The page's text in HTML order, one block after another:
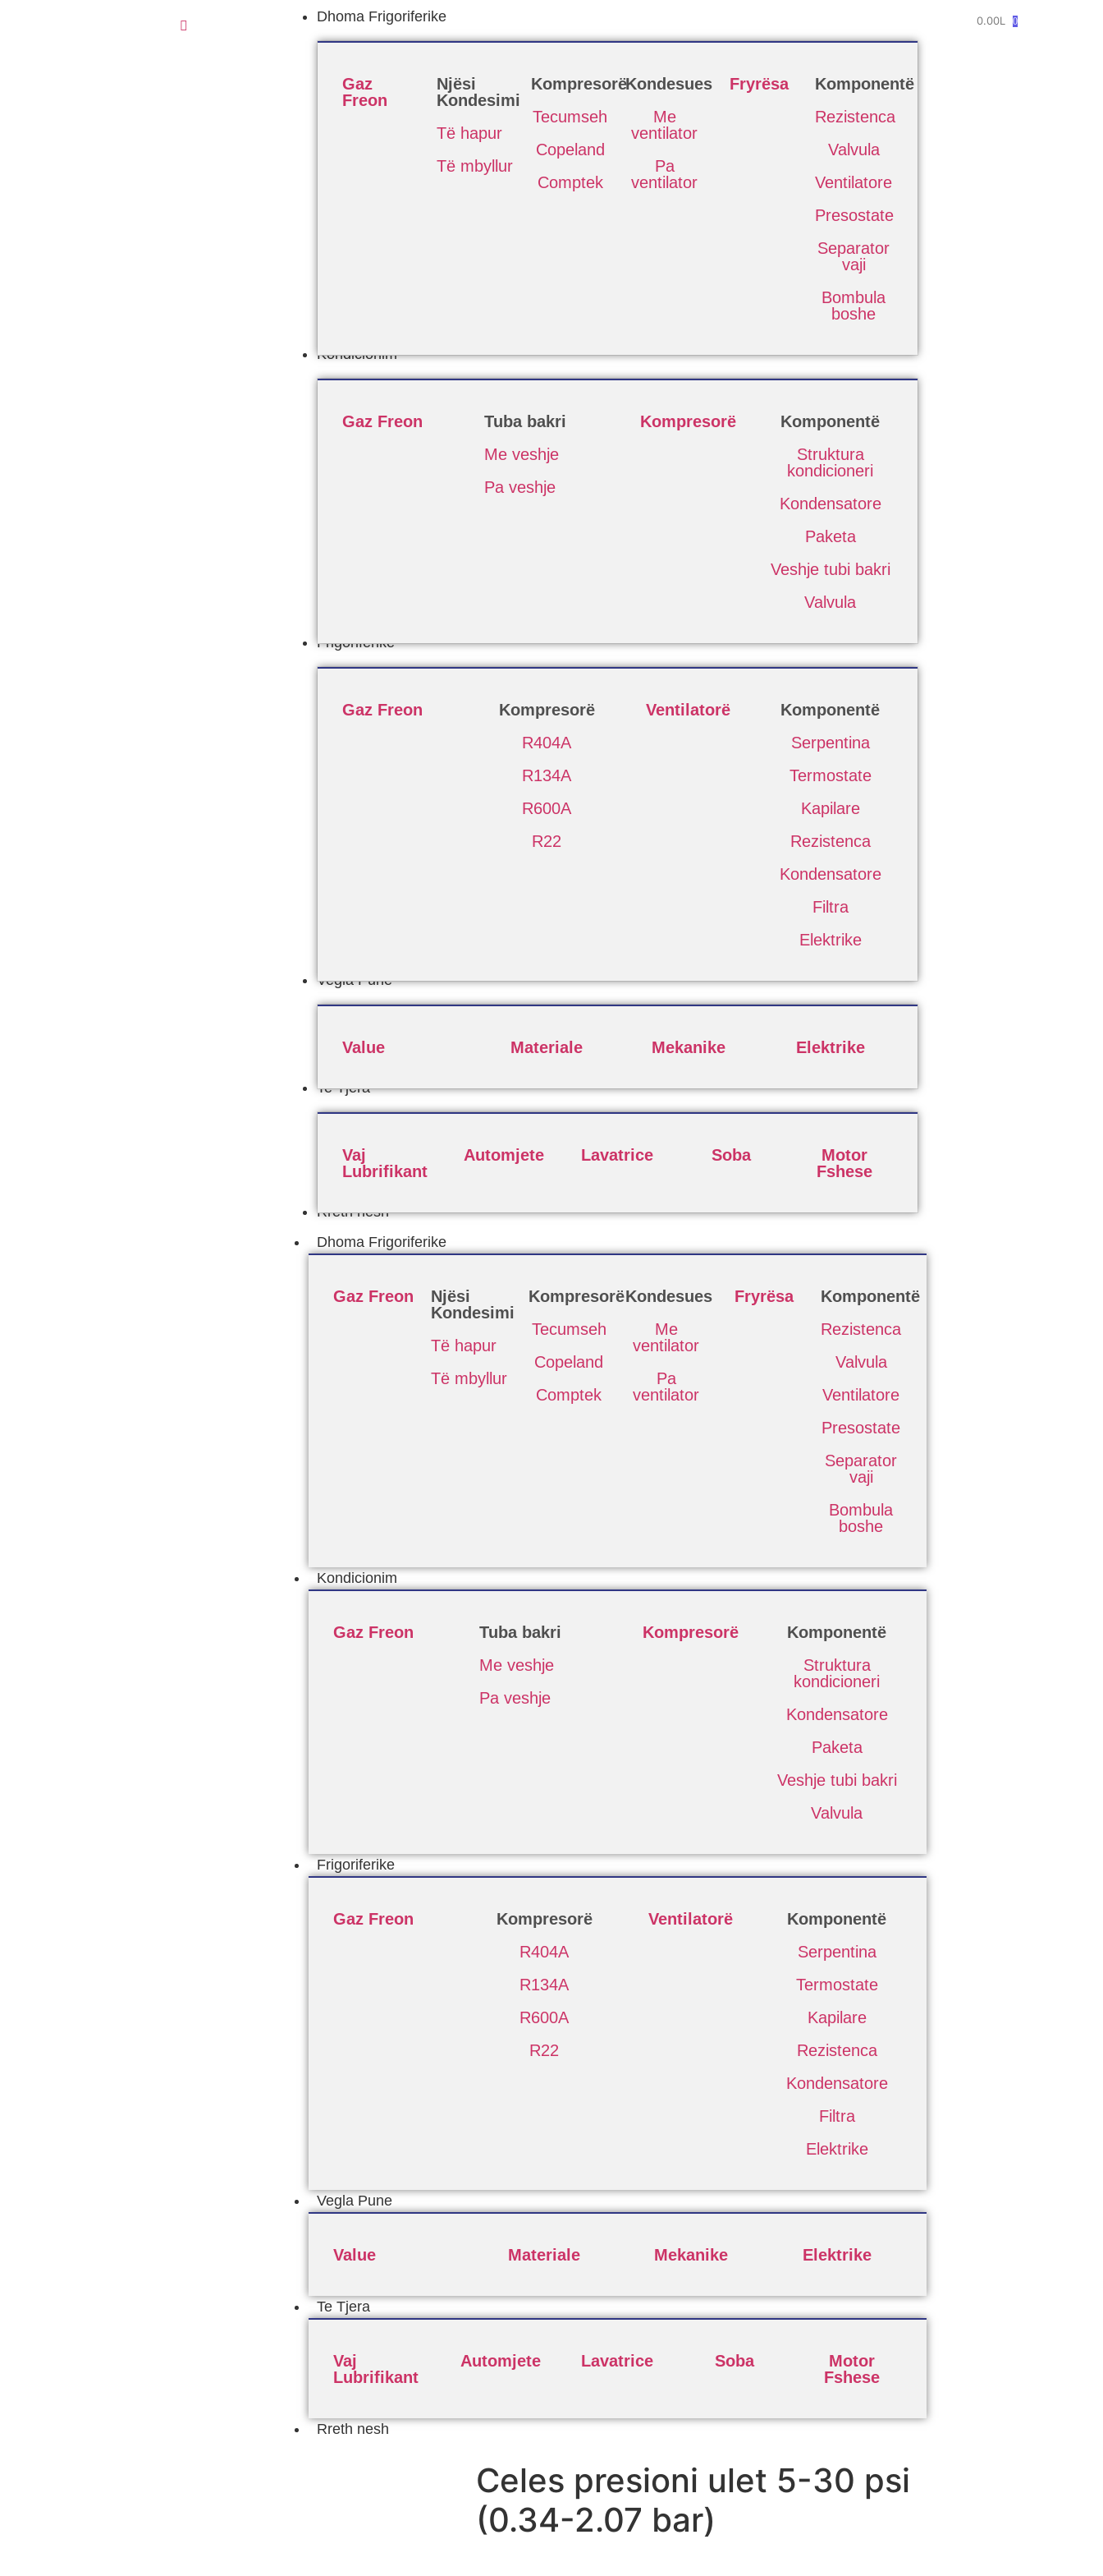
Dhoma Frigoriferike
Gaz
Freon
Njësi
Kondesimi
Të hapur
Të mbyllur
Kompresorë
Tecumseh
Copeland
Comptek
Kondesues
Me
ventilator
Pa
ventilator
Fryrësa
Komponentë
Rezistenca
Valvula
Ventilatore
Presostate
Separator
vaji
Bombula
boshe
Kondicionim
Gaz Freon
Tuba bakri
Me veshje
Pa veshje
Kompresorë
Komponentë
Struktura
kondicioneri
Kondensatore
Paketa
Veshje tubi bakri
Valvula
Frigoriferike
Gaz Freon
Kompresorë
R404A
R134A
R600A
R22
Ventilatorë
Komponentë
Serpentina
Termostate
Kapilare
Rezistenca
Kondensatore
Filtra
Elektrike
Vegla Pune
Value Materiale Mekanike Elektrike
Te Tjera
Vaj
Lubrifikant
Automjete Lavatrice Soba
Motor
Fshese
Rreth nesh
Dhoma Frigoriferike
Gaz Freon
Njësi
Kondesimi
Të hapur
Të mbyllur
Kompresorë
Tecumseh
Copeland
Comptek
Kondesues
Me
ventilator
Pa
ventilator
Fryrësa
Komponentë
Rezistenca
Valvula
Ventilatore
Presostate
Separator
vaji
Bombula
boshe
Kondicionim
Gaz Freon
Tuba bakri
Me veshje
Pa veshje
Kompresorë
Komponentë
Struktura
kondicioneri
Kondensatore
Paketa
Veshje tubi bakri
Valvula
Frigoriferike
Gaz Freon
Kompresorë
R404A
R134A
R600A
R22
Ventilatorë
Komponentë
Serpentina
Termostate
Kapilare
Rezistenca
Kondensatore
Filtra
Elektrike
Vegla Pune
Value Materiale Mekanike Elektrike
Te Tjera
Vaj
Lubrifikant
Automjete Lavatrice Soba
Motor
Fshese
Rreth nesh
0.00L 0
Celes presioni ulet 5-30 psi
(0.34-2.07 bar)